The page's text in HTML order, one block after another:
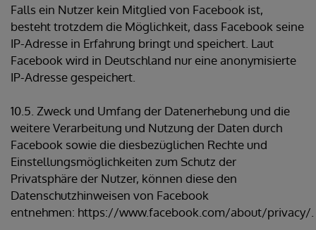
Falls ein Nutzer kein Mitglied von Facebook ist,
besteht trotzdem die Möglichkeit, dass Facebook seine
IP-Adresse in Erfahrung bringt und speichert. Laut
Facebook wird in Deutschland nur eine anonymisierte
IP-Adresse gespeichert.
10.5. Zweck und Umfang der Datenerhebung und die
weitere Verarbeitung und Nutzung der Daten durch
Facebook sowie die diesbezüglichen Rechte und
Einstellungsmöglichkeiten zum Schutz der
Privatsphäre der Nutzer, können diese den
Datenschutzhinweisen von Facebook
entnehmen: https://www.facebook.com/about/privacy/.